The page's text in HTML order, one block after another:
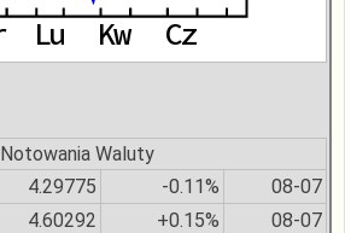
Notowania Waluty
4.29775 -0.11% 08-07
4.60292 +0.15% 08-07